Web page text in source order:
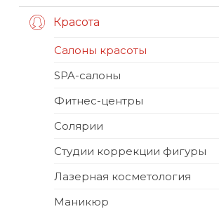
Красота
Салоны красоты
SPA-салоны
Фитнес-центры
Солярии
Студии коррекции фигуры
Лазерная косметология
Маникюр